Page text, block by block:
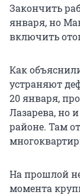
Закончить
января, но
включить
Как
устраняют
20 января,
Лазарева, но
районе. Там
На прошлой
момента